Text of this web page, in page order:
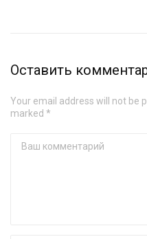
Оставить
Your email address will not be
marked *